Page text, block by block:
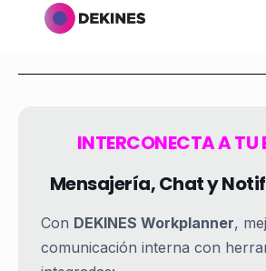
INTERCONECTA A TU
Mensajería, Chat y
Con DEKINES Workplanner,
comunicación interna con